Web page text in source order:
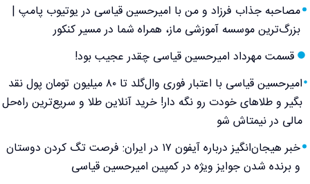
مصاحبه جذاب فرزاد و من با امیرحسین قیاسی در یوتیوب پامپ |
بزرگ‌ترین موسسه آموزشی ماز، همراه شما در مسیر کنکور
قسمت مهرداد امیرحسین قیاسی چقدر عجیب بود!
امیرحسین قیاسی با اعتبار فوری وال‌گلد تا ۸۰ میلیون تومان پول نقد
بگیر و طلاهای خودت رو نگه دار! خرید آنلاین طلا و سریع‌ترین راه‌حل
مالی در نیمتاش شو
خبر هیجان‌انگیز درباره آیفون ۱۷ در ایران: فرصت تگ کردن دوستان
و برنده شدن جوایز ویژه در کمپین امیرحسین قیاسی